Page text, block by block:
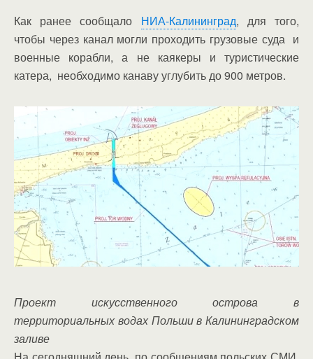
Как ранее сообщало НИА-Калининград, для того,
чтобы через канал могли проходить грузовые суда и
военные корабли, а не каякеры и туристические
катера, необходимо канаву углубить до 900 метров.
Проект искусственного острова в
территориальных водах Польши в Калининградском
заливе